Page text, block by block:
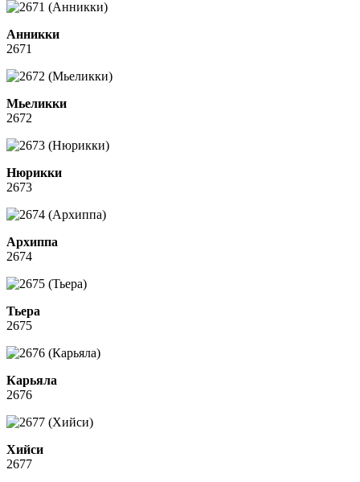
Анникки
2671
Мьеликки
2672
Нюрикки
2673
Архиппа
2674
Тьера
2675
Карьяла
2676
Хийси
2677